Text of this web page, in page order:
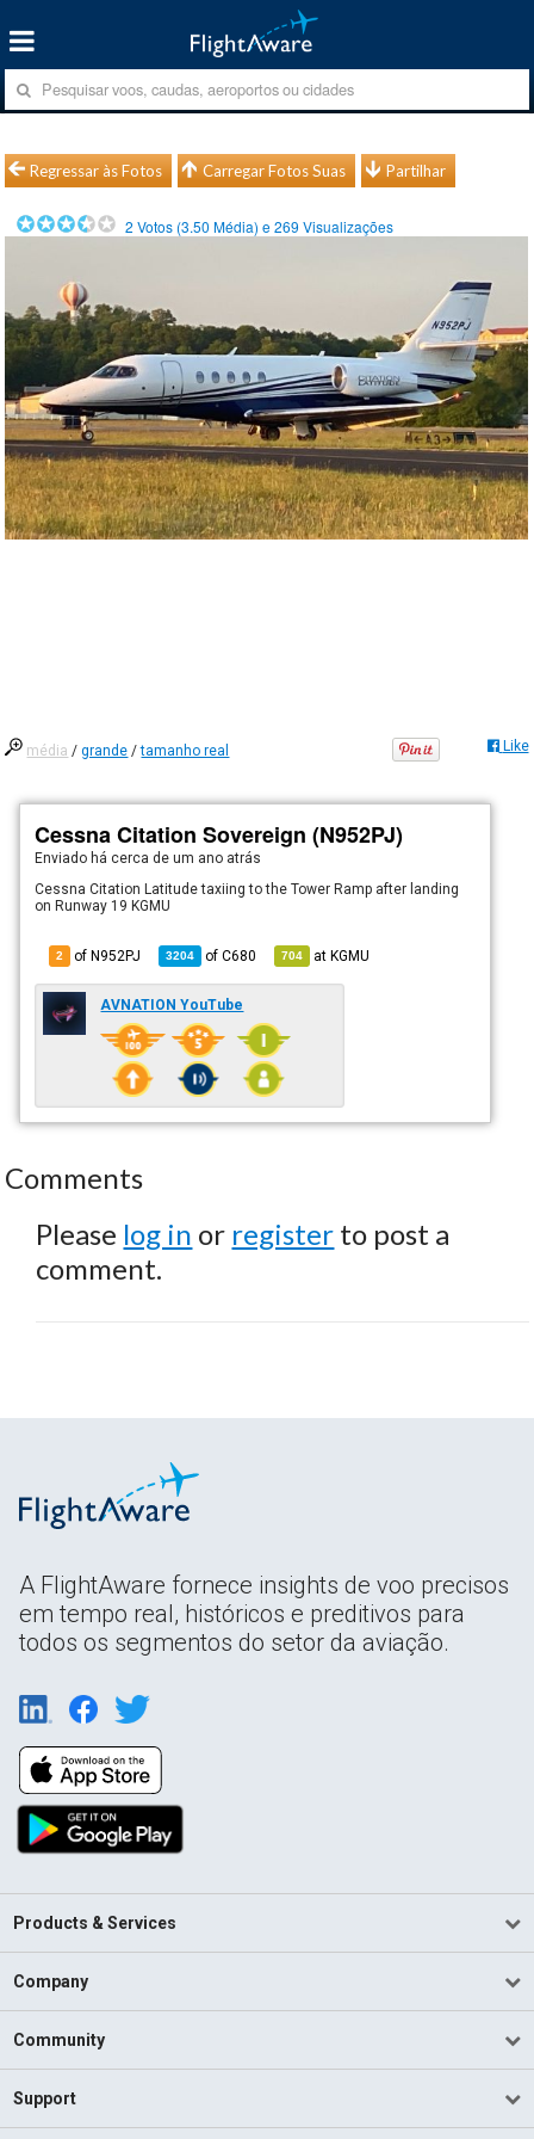
Regressar às Fotos Carregar Fotos Suas Partilhar
2 Votos (3.50 Média) e269 Visualizações
média /grande /tamanho real Like
Cessna Citation Sovereign (N952PJ)
Enviado há cerca de um ano atrás
Cessna Citation Latitude taxiing to the Tower Ramp after landing
on Runway 19 KGMU
2 of N952PJ 3204 ofC680 704 atKGMU
AVNATION YouTube
Comments
Please log in or register to post a
comment.
A FlightAware fornece insights de voo precisos
em tempo real, históricos e preditivos para
todos os segmentos do setor da aviação.
Products & Services
Company
Community
Support